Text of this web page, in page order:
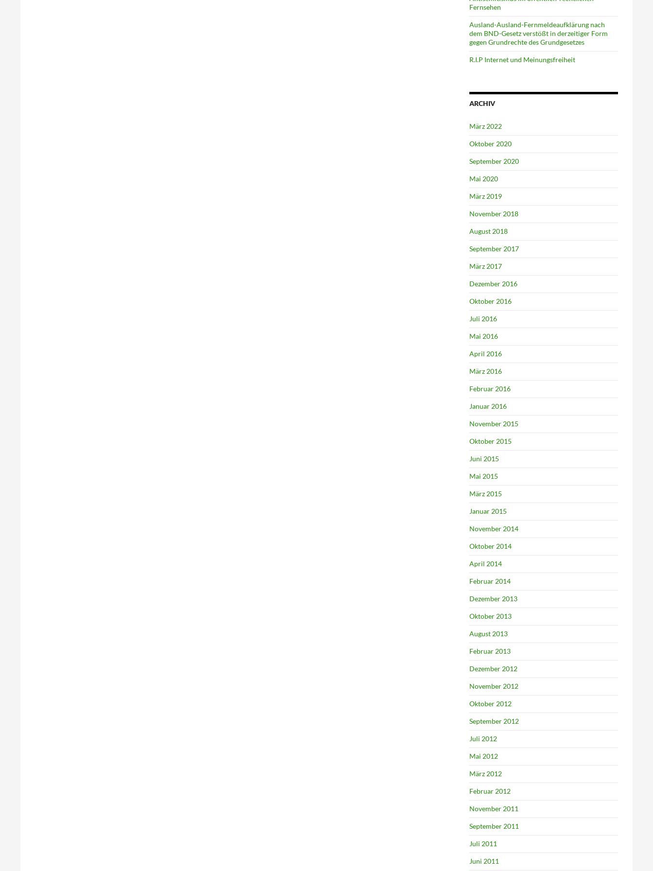
Fernsehen
Ausland-Ausland-Fernmeldeaufklärung nach
dem BND-Gesetz verstößt in derzeitiger Form
gegen Grundrechte des Grundgesetzes
R.I.P Internet und Meinungsfreiheit
ARCHIV
März 2022
Oktober 2020
September 2020
Mai 2020
März 2019
November 2018
August 2018
September 2017
März 2017
Dezember 2016
Oktober 2016
Juli 2016
Mai 2016
April 2016
März 2016
Februar 2016
Januar 2016
November 2015
Oktober 2015
Juni 2015
Mai 2015
März 2015
Januar 2015
November 2014
Oktober 2014
April 2014
Februar 2014
Dezember 2013
Oktober 2013
August 2013
Februar 2013
Dezember 2012
November 2012
Oktober 2012
September 2012
Juli 2012
Mai 2012
März 2012
Februar 2012
November 2011
September 2011
Juli 2011
Juni 2011